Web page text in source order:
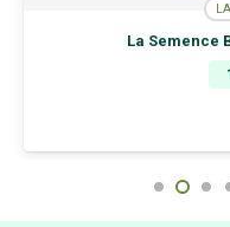
La Semence